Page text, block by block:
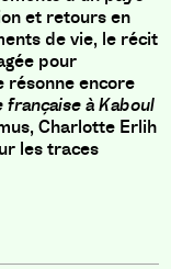
et retours en
de vie, le récit
pour
résonne encore
française à Kaboul
Charlotte Erlih
les traces